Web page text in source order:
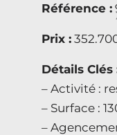
Référence :
Prix :
Détails Clés
– Activité :
– Surface :
–